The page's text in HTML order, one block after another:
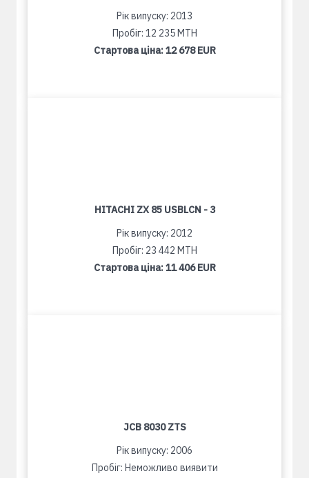
Рік випуску: 2013
Пробіг: 12 235 MTH
Стартова ціна:12 678 EUR
HITACHI ZX 85 USBLCN - 3
Рік випуску: 2012
Пробіг: 23 442 MTH
Стартова ціна:11 406 EUR
JCB 8030 ZTS
Рік випуску: 2006
Пробіг: Неможливо виявити